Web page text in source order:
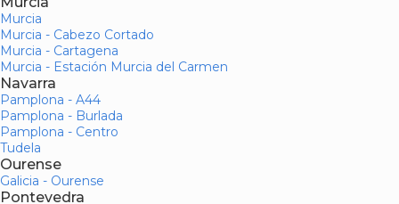
Murcia
Murcia - Cabezo Cortado
Murcia - Cartagena
Murcia - Estación Murcia del Carmen
Navarra
Pamplona - A44
Pamplona - Burlada
Pamplona - Centro
Tudela
Ourense
Galicia - Ourense
Pontevedra